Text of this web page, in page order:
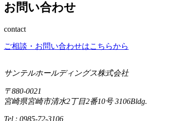
お問い合わせ
contact
ご相談・お問い合わせはこちらから
サンテルホールディングス株式会社
〒880-0021
宮崎県宮崎市清水2丁目2番10号 3106Bldg.
Tel : 0985-72-3106